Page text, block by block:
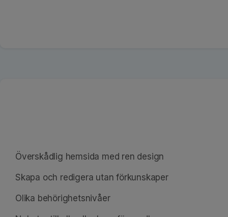
Överskådlig hemsida med ren design
Skapa och redigera utan förkunskaper
Olika behörighetsnivåer